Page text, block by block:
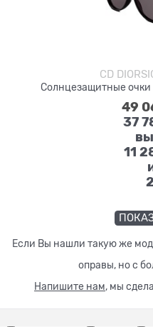
CD
Солнцезащитные очки
49
37
11
Если Вы нашли такую же
оправы, но с
Напишите нам, мы